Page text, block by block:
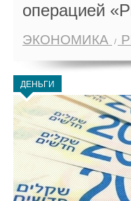
операцией
ЭКОНОМИКА
ДЕНЬГИ